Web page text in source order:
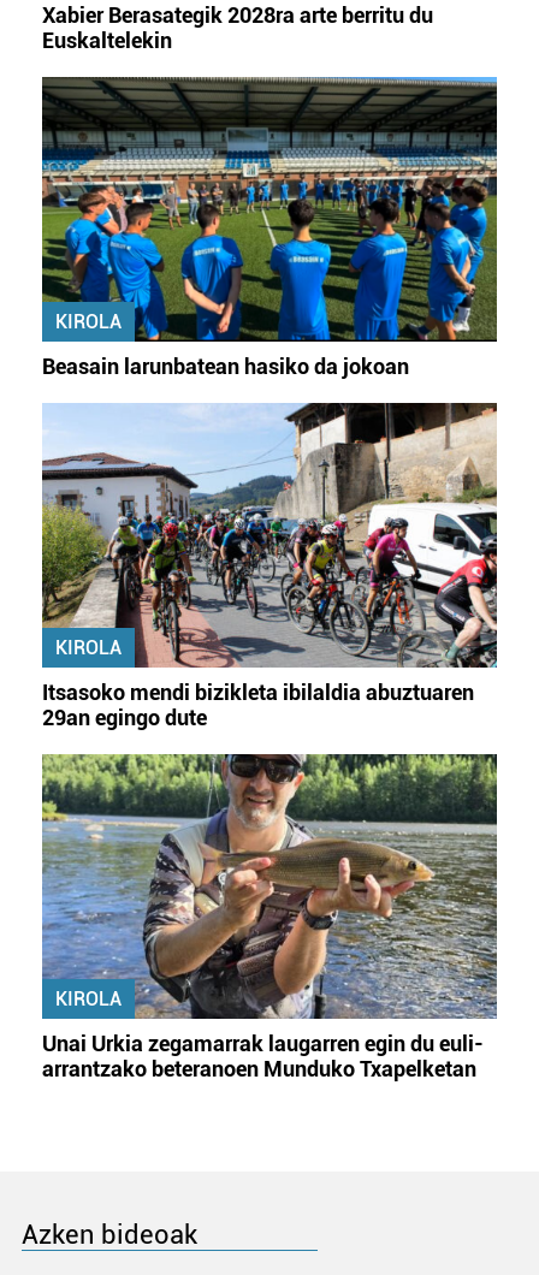
Xabier Berasategik 2028ra arte berritu du
Euskaltelekin
KIROLA
Beasain larunbatean hasiko da jokoan
KIROLA
Itsasoko mendi bizikleta ibilaldia abuztuaren
29an egingo dute
KIROLA
Unai Urkia zegamarrak laugarren egin du euli-
arrantzako beteranoen Munduko Txapelketan
Azken bideoak